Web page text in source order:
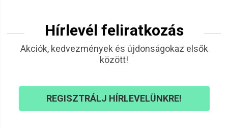
Csilla 2021.10.28. 08:19
Hírlevél feliratkozás
Akciók, kedvezmények és újdonságokaz elsők
között!
REGISZTRÁLJ HÍRLEVELÜNKRE!